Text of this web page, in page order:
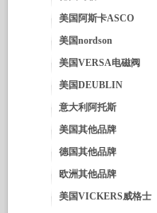
美国阿斯卡ASCO
美国nordson
美国VERSA电磁阀
美国DEUBLIN
意大利阿托斯
美国其他品牌
德国其他品牌
欧洲其他品牌
美国VICKERS威格士